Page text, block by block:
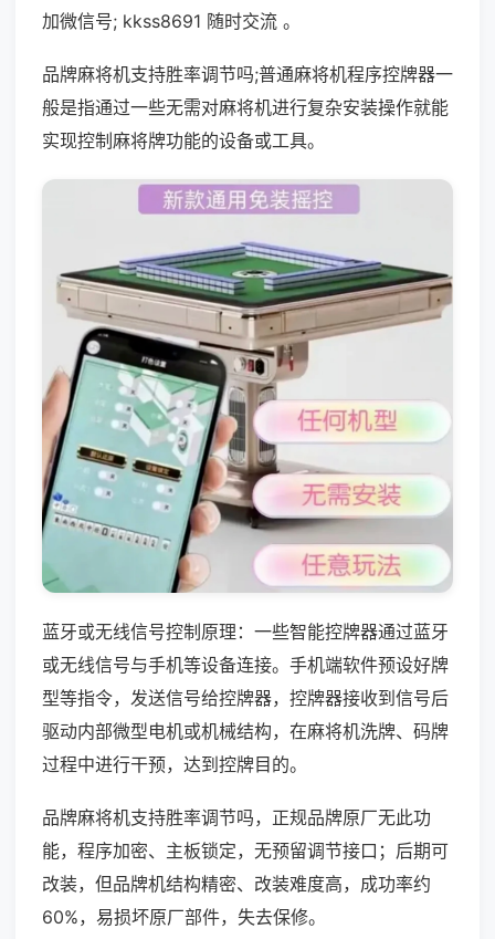
加微信号; kkss8691 随时交流 。
品牌麻将机支持胜率调节吗;普通麻将机程序控牌器一
般是指通过一些无需对麻将机进行复杂安装操作就能
实现控制麻将牌功能的设备或工具。
蓝牙或无线信号控制原理：一些智能控牌器通过蓝牙
或无线信号与手机等设备连接。手机端软件预设好牌
型等指令，发送信号给控牌器，控牌器接收到信号后
驱动内部微型电机或机械结构，在麻将机洗牌、码牌
过程中进行干预，达到控牌目的。
品牌麻将机支持胜率调节吗，正规品牌原厂无此功
能，程序加密、主板锁定，无预留调节接口；后期可
改装，但品牌机结构精密、改装难度高，成功率约
60%，易损坏原厂部件，失去保修。